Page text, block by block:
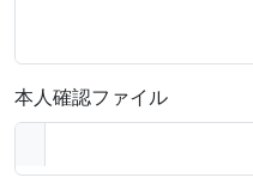
本人確認ファイル